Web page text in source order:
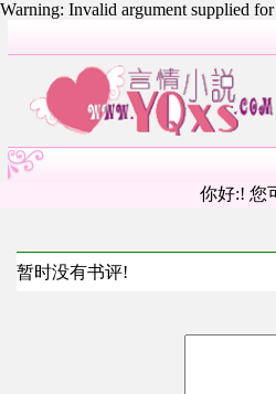
Warning: Invalid argument supplied
你好:! 您
暂时没有书评!